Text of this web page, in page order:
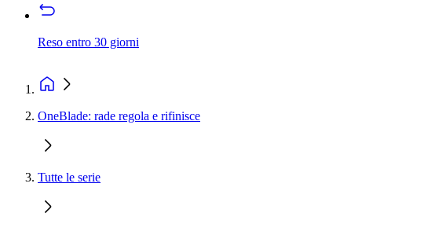
Reso entro 30 giorni
OneBlade: rade regola e rifinisce
Tutte le serie